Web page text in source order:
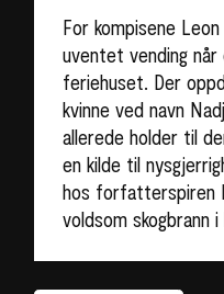
For kompisene
uventet vending
feriehuset. Der
kvinne ved navn
allerede holder til
en kilde til
hos forfatterspiren
voldsom skogbrann